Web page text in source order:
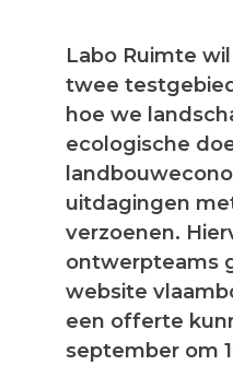
Labo Ruimte
twee
hoe we
ecologische
uitdagingen
verzoenen.
ontwerpteams
website
een offerte
september om